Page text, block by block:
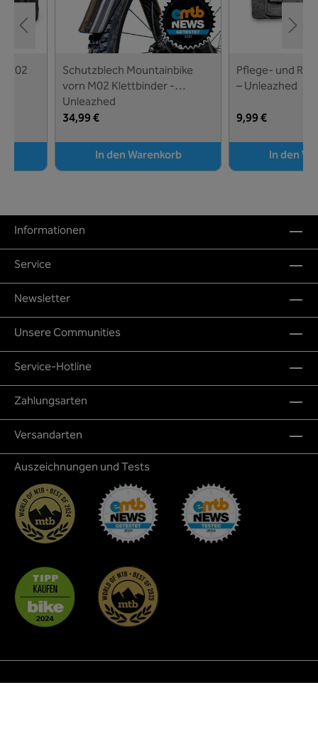
M02
Schutzblech Mountainbike
vorn M02 Klettbinder -
Unleazhed
34,99 €
In den Warenkorb
Pflege- und
– Unleazhed
9,99 €
In den
Informationen
Service
Newsletter
Unsere Communities
Service-Hotline
Zahlungsarten
Versandarten
Auszeichnungen und Tests